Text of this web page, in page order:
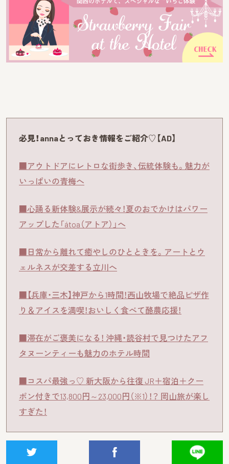
必見！annaとっておき情報をご紹介♡【AD】
■アウトドアにレトロな街歩き、伝統体験も。魅力が
いっぱいの青梅へ
■心踊る新体験&展示が続々！夏のおでかけはパワー
アップした「átoa（アトア）」へ
■日常から離れて癒やしのひとときを。アートとウ
ェルネスが交差する立川へ
■【兵庫・三木】神戸から1時間！西山牧場で絶品ピザ作
り＆アイスを満喫！おいしく食べて酪農応援！
■滞在がご褒美になる！ 沖縄・読谷村で見つけたアフ
タヌーンティーも魅力のホテル時間
■コスパ最強っ♡ 新大阪から往復 JR＋宿泊＋クー
ポン付きで13,800円～23,000円（※1）！？ 岡山旅が楽し
すぎた！